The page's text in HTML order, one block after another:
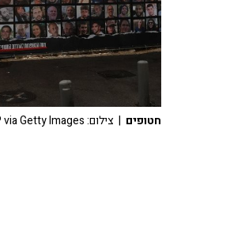
חטופים | צילום: HAZEM BADER_AFP via Getty Images